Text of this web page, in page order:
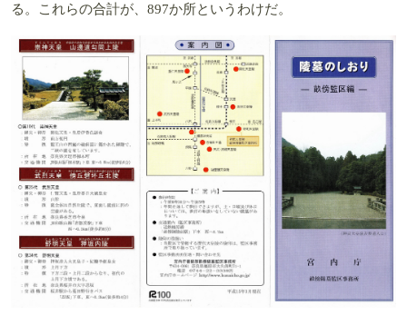
る。これらの合計が、897か所というわけだ。